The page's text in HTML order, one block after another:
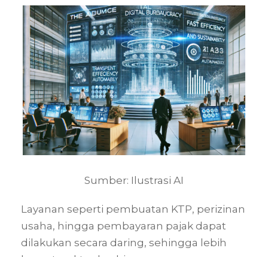
Sumber: Ilustrasi AI
Layanan seperti pembuatan KTP, perizinan
usaha, hingga pembayaran pajak dapat
dilakukan secara daring, sehingga lebih